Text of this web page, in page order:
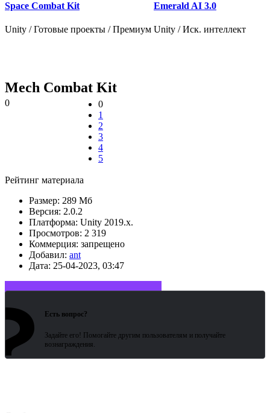
Space Combat Kit
Unity / Готовые проекты / Премиум
Emerald AI 3.0
Unity / Иск. интеллект
Mech Combat Kit
0
0
1
2
3
4
5
Рейтинг материала
Размер: 289 Мб
Версия: 2.0.2
Платформа: Unity 2019.x.
Просмотров: 2 319
Коммерция: запрещено
Добавил: ant
Дата: 25-04-2023, 03:47
Есть вопрос?
Задайте его! Помогайте другим пользователям и получайте
вознаграждения.